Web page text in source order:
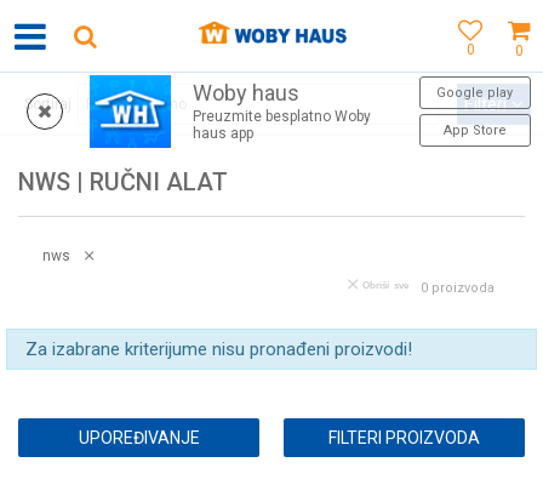
0
0
Woby haus
Preuzmite besplatno Woby
haus app
Google play
App Store
SIGURNO PLAĆANJE PLATNIM KARTICAMA
NWS | RUČNI ALAT
Sortiraj Filteri
nws
0 proizvoda
Obriši sve
Za izabrane kriterijume nisu pronađeni proizvodi!
UPOREĐIVANJE FILTERI PROIZVODA